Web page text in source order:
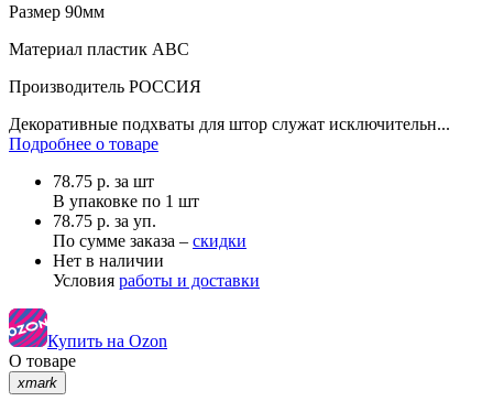
Размер 90мм
Материал пластик АВС
Производитель РОССИЯ
Декоративные подхваты для штор служат исключительн...
Подробнее о товаре
78.75 р. за шт
В упаковке по 1 шт
78.75 р. за уп.
По сумме заказа – скидки
Нет в наличии
Условия работы и доставки
Купить на Ozon
О товаре
xmark